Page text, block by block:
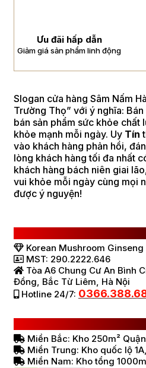
Ưu đãi hấp dẫn
Giảm giá sản phẩm linh động
Slogan cửa hàng Sâm Nấm
Trường Thọ” với ý nghĩa:
bán sản phẩm sức khỏe chất
khỏe mạnh mỗi ngày. Uy Tín
vào khách hàng phản hồi,
lòng khách hàng tối đa nhất
khách hàng bách niên giai
vui khỏe mỗi ngày cùng mọi
được ý nguyện!
Korean Mushroom Ginseng
MST: 290.2222.646
Tòa A6 Chung Cư An Bình
Đồng, Bắc Từ Liêm, Hà Nội
Hotline 24/7:
Miền Bắc: Kho 250m²
Miền Trung: Kho quốc lộ
Miền Nam: Kho tổng